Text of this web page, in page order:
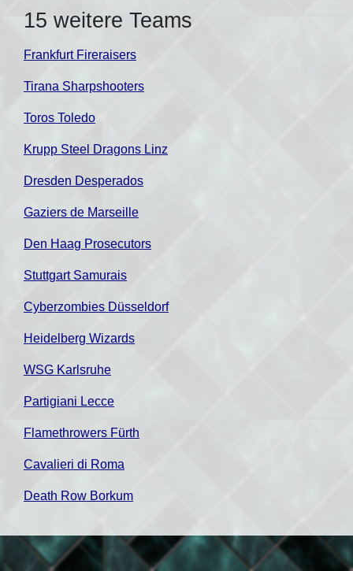
15 weitere Teams
Frankfurt Fireraisers
Tirana Sharpshooters
Toros Toledo
Krupp Steel Dragons Linz
Dresden Desperados
Gaziers de Marseille
Den Haag Prosecutors
Stuttgart Samurais
Cyberzombies Düsseldorf
Heidelberg Wizards
WSG Karlsruhe
Partigiani Lecce
Flamethrowers Fürth
Cavalieri di Roma
Death Row Borkum